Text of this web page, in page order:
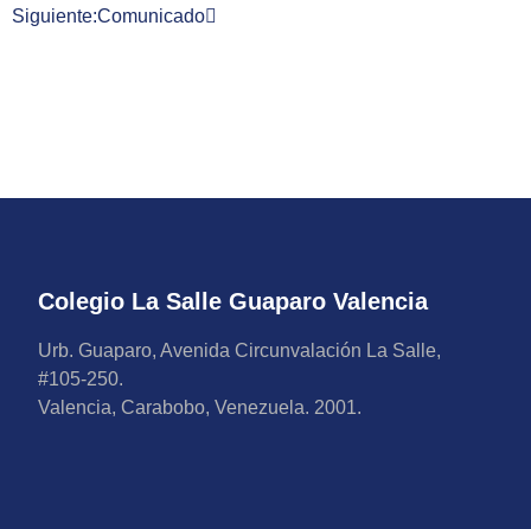
Siguiente:Comunicado
Colegio La Salle Guaparo Valencia
Urb. Guaparo, Avenida Circunvalación La Salle,
#105-250.
Valencia, Carabobo, Venezuela. 2001.